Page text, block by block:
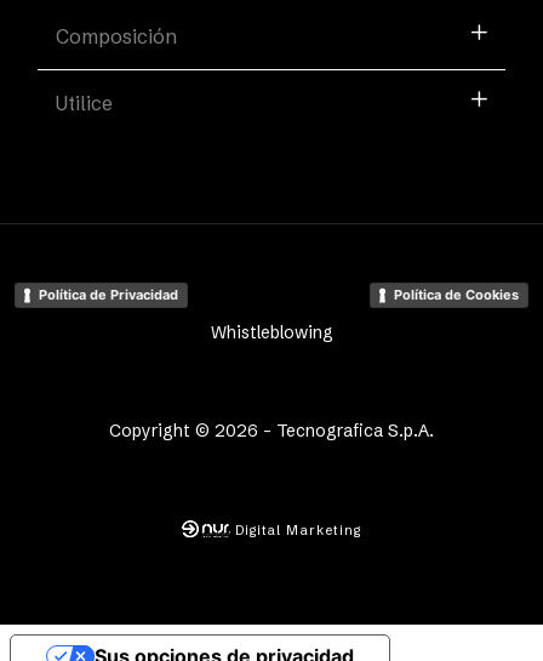
Composición
Utilice
Copyright © 2026 - Tecnografica S.p.A.
Política de Privacidad Política de Cookies
Whistleblowing
Digital Marketing
Sus opciones de privacidad